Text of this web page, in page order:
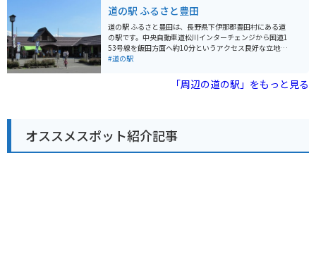
を楽しむことができます。 バイクで訪れる場合、道の駅
には広々とした駐車場が完備されているので安心です。
周辺には、秋には一面の黄金色に染まる「黄金の里」
や、ブナの原生林が広がる「秋山郷」など、自然豊かな
観光スポットが点在しています。道の駅 北信州やまうち
道の駅 ふるさと豊田
道の駅 ふるさと豊田は、長野県下伊那郡豊田村にある道
の駅です。中央自動車道松川インターチェンジから国道1
53号線を飯田方面へ約10分というアクセス良好な立地に
あります。 地元の農産物が並ぶ直売所が人気で、新鮮な
品などが販売されています。とくに、りんごやなし、ぶ
どうなどの果物は、旬の時期には種類豊富に揃うので、
んだ丼ぶりで、ボリューム満点の一品です。バイクで訪
れた際には、駐車場にバイクラックが設置されているの
で安心です。 周辺には、豊かな自然が広がっており、春
#道の駅
「周辺の道の駅」をもっと見る
オススメスポット紹介記事